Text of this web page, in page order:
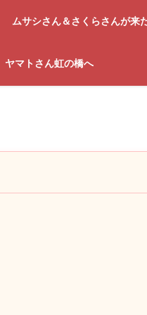
ムサシさん＆さくらさんが来
ヤマトさん虹の橋へ